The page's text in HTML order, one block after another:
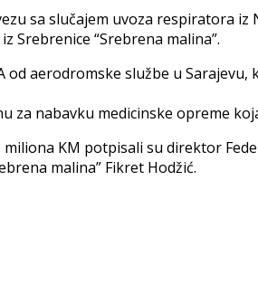
sa slučajem uvoza respiratora
Srebrenice “Srebrena malina”.
od aerodromske službe u
za nabavku medicinske opreme
KM potpisali su direktor
malina” Fikret Hodžić.